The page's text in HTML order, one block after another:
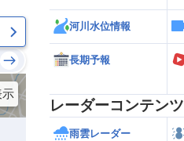
河川水位情報
長期予報
レーダーコンテンツ
雨雲レーダー